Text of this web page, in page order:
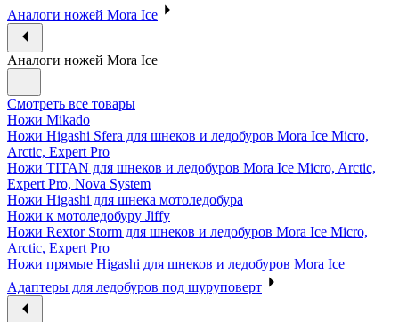
Аналоги ножей Mora Ice
Аналоги ножей Mora Ice
Смотреть все товары
Ножи Mikado
Ножи Higashi Sfera для шнеков и ледобуров Mora Ice Micro,
Arctic, Expert Pro
Ножи TITAN для шнеков и ледобуров Mora Ice Micro, Arctic,
Expert Pro, Nova System
Ножи Higashi для шнека мотоледобура
Ножи к мотоледобуру Jiffy
Ножи Rextor Storm для шнеков и ледобуров Mora Ice Micro,
Arctic, Expert Pro
Ножи прямые Higashi для шнеков и ледобуров Mora Ice
Адаптеры для ледобуров под шуруповерт